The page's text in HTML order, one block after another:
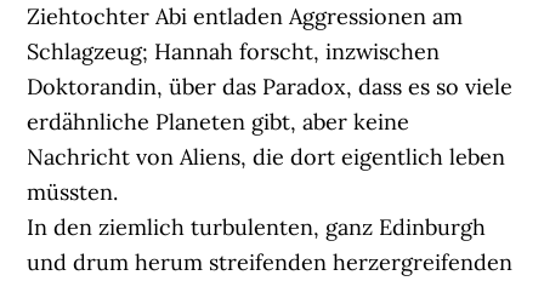
Ziehtochter Abi entladen Aggressionen am
Schlagzeug; Hannah forscht, inzwischen
Doktorandin, über das Paradox, dass es so viele
erdähnliche Planeten gibt, aber keine
Nachricht von Aliens, die dort eigentlich leben
müssten.
In den ziemlich turbulenten, ganz Edinburgh
und drum herum streifenden herzergreifenden